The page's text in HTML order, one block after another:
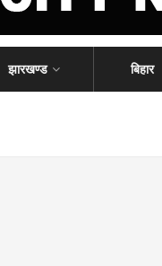
झारखण्ड बिहार